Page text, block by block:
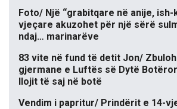
Foto/ Një “grabitqare në anije, ish-
vjeçare akuzohet për një sërë
ndaj… marinarëve
83 vite në fund të detit Jon/
gjermane e Luftës së Dytë
llojit të saj në botë
Vendim i papritur/ Prindërit e 14-